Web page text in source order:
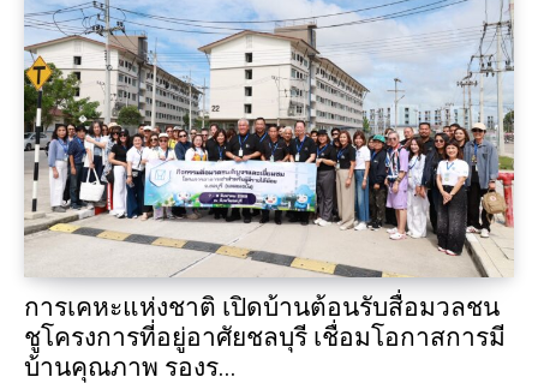
การเคหะแห่งชาติ เปิดบ้านต้อนรับสื่อมวลชน
ชูโครงการที่อยู่อาศัยชลบุรี เชื่อมโอกาสการมี
บ้านคุณภาพ รองร...